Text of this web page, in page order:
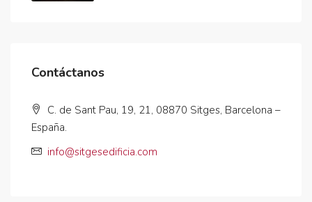
Contáctanos
C. de Sant Pau, 19, 21, 08870 Sitges, Barcelona –
España.
info@sitgesedificia.com